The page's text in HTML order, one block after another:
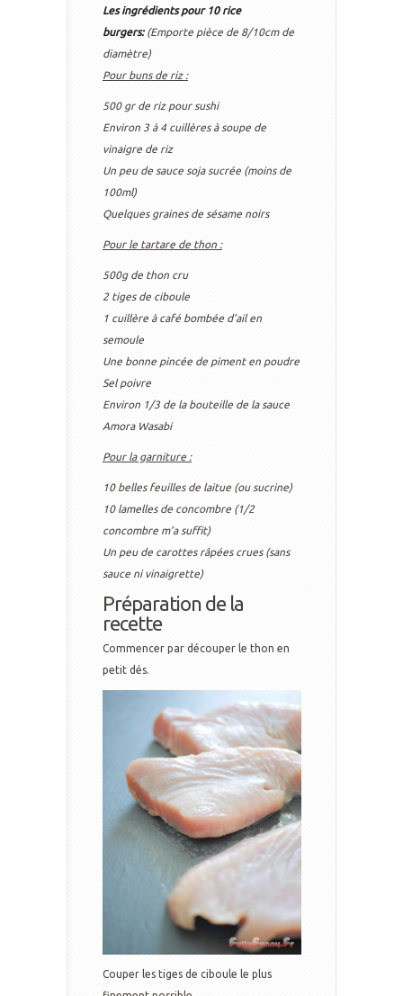
Les ingrédients pour 10 rice
burgers: (Emporte pièce de 8/10cm de
diamètre)
Pour buns de riz :
500 gr de riz pour sushi
Environ 3 à 4 cuillères à soupe de
vinaigre de riz
Un peu de sauce soja sucrée (moins de
100ml)
Quelques graines de sésame noirs
Pour le tartare de thon :
500g de thon cru
2 tiges de ciboule
1 cuillère à café bombée d’ail en
semoule
Une bonne pincée de piment en poudre
Sel poivre
Environ 1/3 de la bouteille de la sauce
Amora Wasabi
Pour la garniture :
10 belles feuilles de laitue (ou sucrine)
10 lamelles de concombre (1/2
concombre m’a suffit)
Un peu de carottes râpées crues (sans
sauce ni vinaigrette)
Préparation de la
recette
Commencer par découper le thon en
petit dés.
Couper les tiges de ciboule le plus